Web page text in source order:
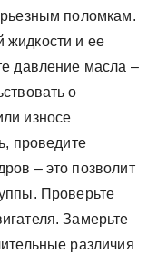
поломкам.
жидкости и ее
давление масла –
о
износе
проведите
– это позволит
Проверьте
Замерьте
различия